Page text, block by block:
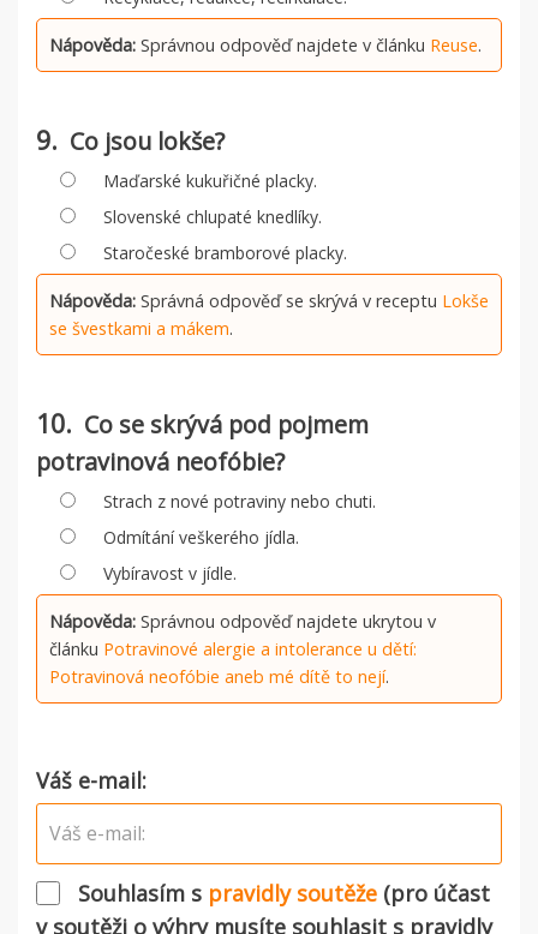
Nápověda: Správnou odpověď najdete v článku Reuse.
9. Co jsou lokše?
Maďarské kukuřičné placky.
Slovenské chlupaté knedlíky.
Staročeské bramborové placky.
Nápověda: Správná odpověď se skrývá v receptu Lokše
se švestkami a mákem.
10. Co se skrývá pod pojmem
potravinová neofóbie?
Strach z nové potraviny nebo chuti.
Odmítání veškerého jídla.
Vybíravost v jídle.
Nápověda: Správnou odpověď najdete ukrytou v
článku Potravinové alergie a intolerance u dětí:
Potravinová neofóbie aneb mé dítě to nejí.
Váš e-mail:
Souhlasím s pravidly soutěže (pro účast
v soutěži o výhry musíte souhlasit s pravidly